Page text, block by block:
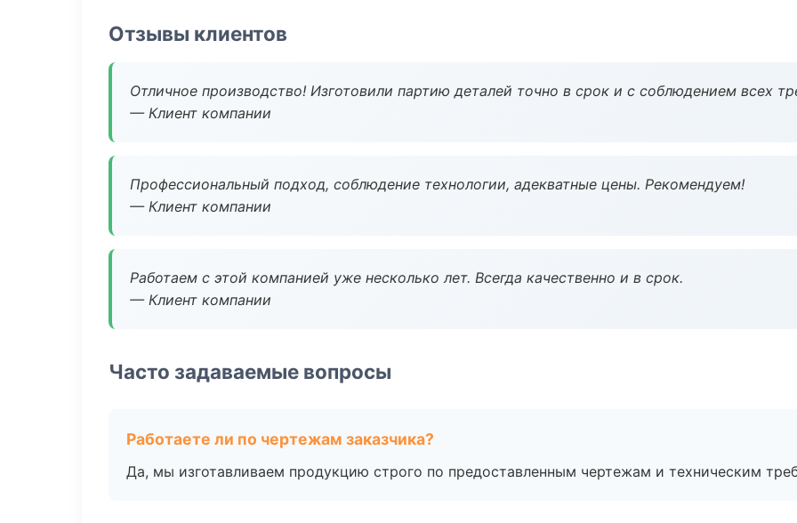
Отзывы клиентов
Отличное производство! Изготовили партию деталей точно в срок и с соблюдением всех
— Клиент компании
Профессиональный подход, соблюдение технологии, адекватные цены. Рекомендуем!
— Клиент компании
Работаем с этой компанией уже несколько лет. Всегда качественно и в срок.
— Клиент компании
Часто задаваемые вопросы
Работаете ли по чертежам заказчика?
Да, мы изготавливаем продукцию строго по предоставленным чертежам и техническим